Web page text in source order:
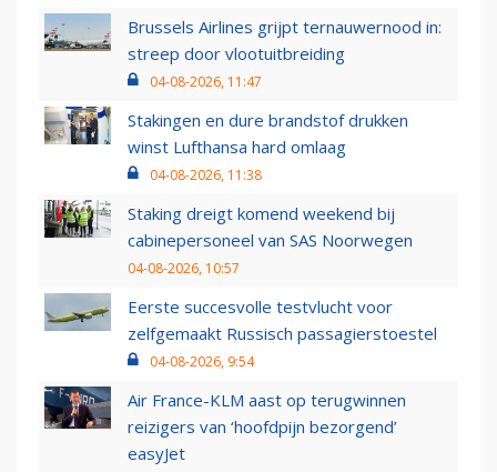
Brussels Airlines grijpt ternauwernood in:
streep door vlootuitbreiding
04-08-2026, 11:47
Stakingen en dure brandstof drukken
winst Lufthansa hard omlaag
04-08-2026, 11:38
Staking dreigt komend weekend bij
cabinepersoneel van SAS Noorwegen
04-08-2026, 10:57
Eerste succesvolle testvlucht voor
zelfgemaakt Russisch passagierstoestel
04-08-2026, 9:54
Air France-KLM aast op terugwinnen
reizigers van ‘hoofdpijn bezorgend’
easyJet